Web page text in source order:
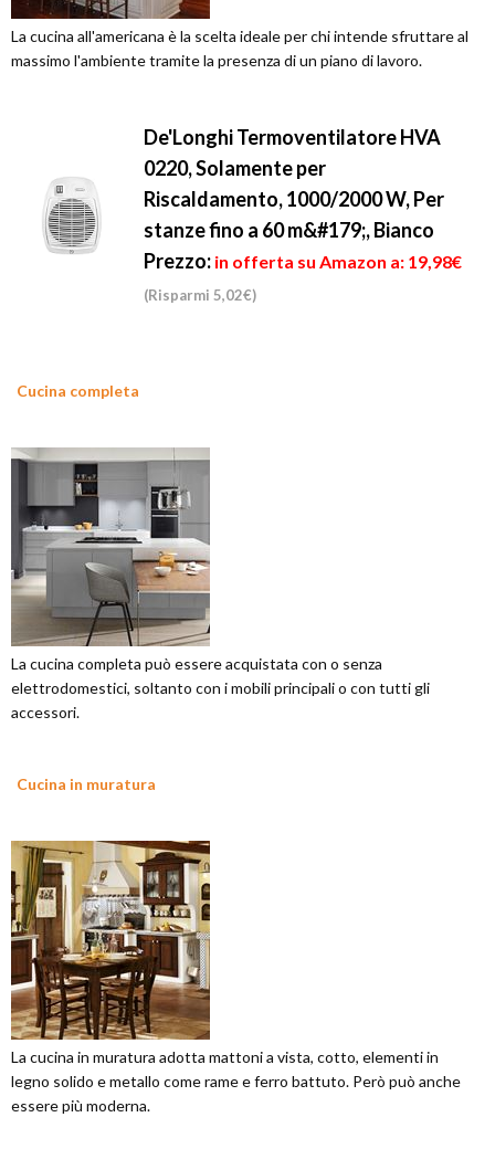
La cucina all'americana è la scelta ideale per chi intende sfruttare al
massimo l'ambiente tramite la presenza di un piano di lavoro.
De'Longhi Termoventilatore HVA
0220, Solamente per
Riscaldamento, 1000/2000 W, Per
stanze fino a 60 m&#179;, Bianco
Prezzo: in offerta su Amazon a: 19,98€
(Risparmi 5,02€)
Cucina completa
La cucina completa può essere acquistata con o senza
elettrodomestici, soltanto con i mobili principali o con tutti gli
accessori.
Cucina in muratura
La cucina in muratura adotta mattoni a vista, cotto, elementi in
legno solido e metallo come rame e ferro battuto. Però può anche
essere più moderna.